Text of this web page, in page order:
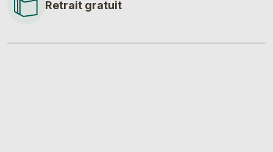
Retrait gratuit